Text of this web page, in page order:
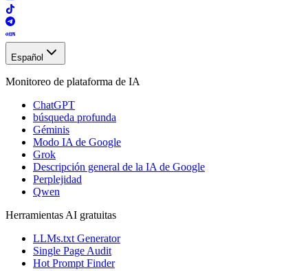
Español
Monitoreo de plataforma de IA
ChatGPT
búsqueda profunda
Géminis
Modo IA de Google
Grok
Descripción general de la IA de Google
Perplejidad
Qwen
Herramientas AI gratuitas
LLMs.txt Generator
Single Page Audit
Hot Prompt Finder